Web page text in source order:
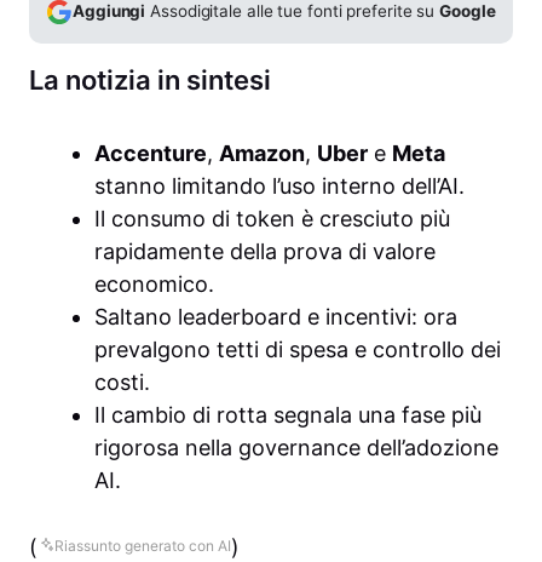
Aggiungi Assodigitale alle tue fonti preferite suGoogle
La notizia in sintesi
Accenture, Amazon, Uber e Meta
stanno limitando l’uso interno dell’AI.
Il consumo di token è cresciuto più
rapidamente della prova di valore
economico.
Saltano leaderboard e incentivi: ora
prevalgono tetti di spesa e controllo dei
costi.
Il cambio di rotta segnala una fase più
rigorosa nella governance dell’adozione
AI.
( Riassunto generato con AI)